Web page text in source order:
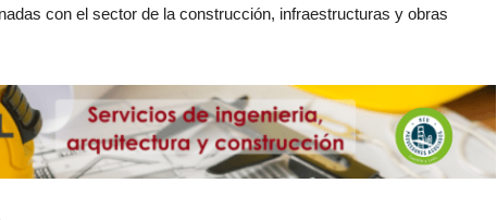
con el sector de la construcción, infraestructuras y obras